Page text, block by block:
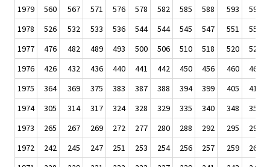
1979 560 567 571 576 578 582 585 588 593
596
1978
526 532 533 536 544 544 545 547 551
554
1977
476 482 489 493 500 506 510 518 520
522
1976
426 432 436 440 441 442 450 456 460
465
1975
364 369 375 383 387 388 394 399 405
411
1974
305 314 317 324 328 329 335 340 348
351
1973
265 267 269 272 277 280 288 292 295
297
1972
242 245 247 251 253 254 256 257 259
260